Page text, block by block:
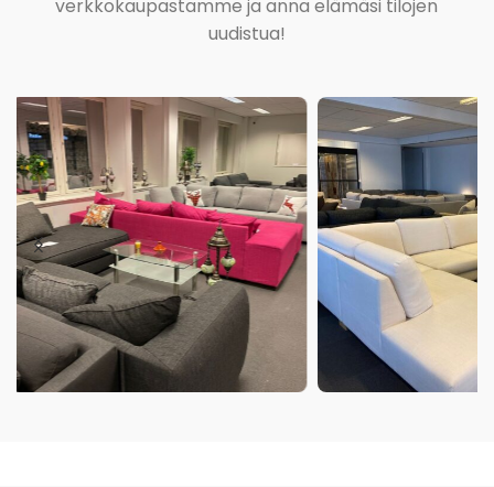
verkkokaupastamme ja anna elämäsi tilojen
uudistua!